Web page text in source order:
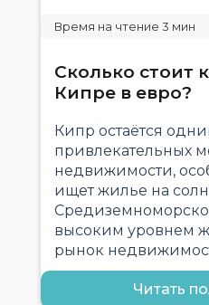
Сколько стоит
Кипре в евро?
Кипр остаётся
привлекательных
недвижимости,
ищет жилье на
высоким уровнем
рынок
Читать